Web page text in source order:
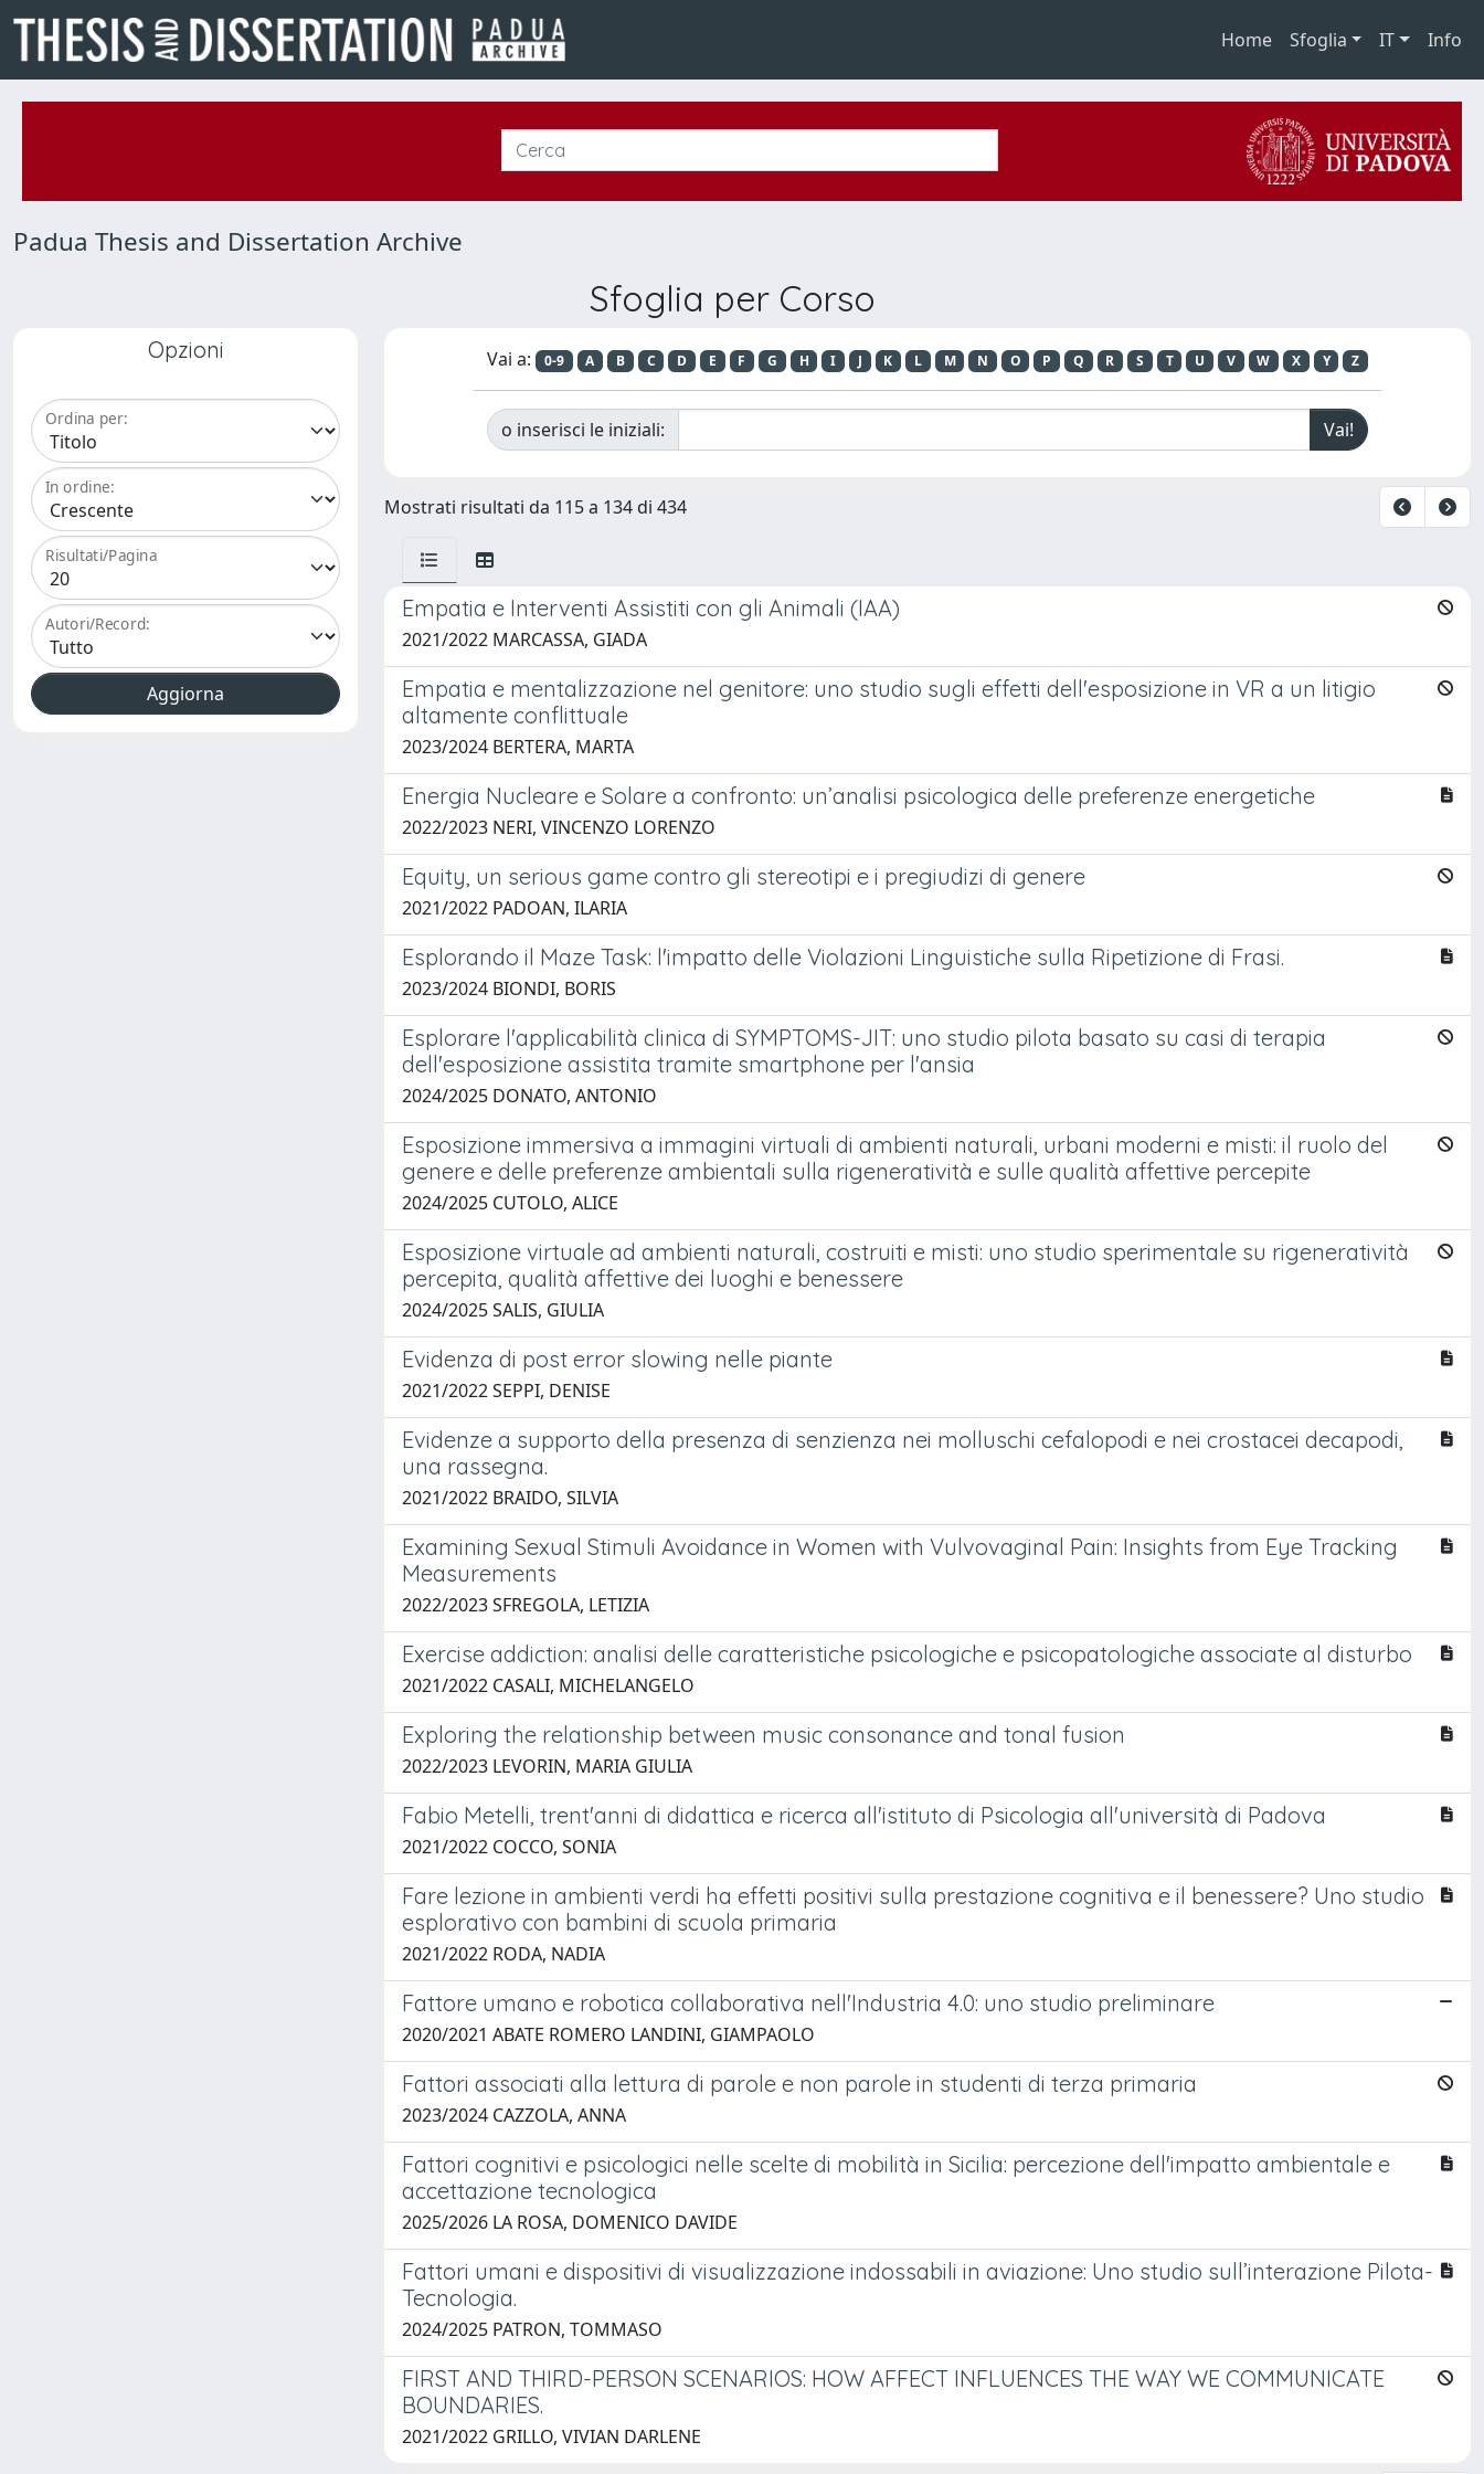
Home Sfoglia IT Info
Padua Thesis and Dissertation Archive
Sfoglia per Corso
Opzioni
Ordina per:
In ordine:
Risultati/Pagina
Autori/Record:
Vai a: 0-9 A B C D E F G H I J K L M N O P Q R S T U V W X Y Z
o inserisci le iniziali:
Mostrati risultati da 115 a 134 di 434
Empatia e Interventi Assistiti con gli Animali (IAA)
2021/2022 MARCASSA, GIADA
Empatia e mentalizzazione nel genitore: uno studio sugli effetti dell'esposizione in VR a un litigio
altamente conflittuale
2023/2024 BERTERA, MARTA
Energia Nucleare e Solare a confronto: un’analisi psicologica delle preferenze energetiche
2022/2023 NERI, VINCENZO LORENZO
Equity, un serious game contro gli stereotipi e i pregiudizi di genere
2021/2022 PADOAN, ILARIA
Esplorando il Maze Task: l'impatto delle Violazioni Linguistiche sulla Ripetizione di Frasi.
2023/2024 BIONDI, BORIS
Esplorare l'applicabilità clinica di SYMPTOMS-JIT: uno studio pilota basato su casi di terapia
dell'esposizione assistita tramite smartphone per l'ansia
2024/2025 DONATO, ANTONIO
Esposizione immersiva a immagini virtuali di ambienti naturali, urbani moderni e misti: il ruolo del
genere e delle preferenze ambientali sulla rigeneratività e sulle qualità affettive percepite
2024/2025 CUTOLO, ALICE
Esposizione virtuale ad ambienti naturali, costruiti e misti: uno studio sperimentale su rigeneratività
percepita, qualità affettive dei luoghi e benessere
2024/2025 SALIS, GIULIA
Evidenza di post error slowing nelle piante
2021/2022 SEPPI, DENISE
Evidenze a supporto della presenza di senzienza nei molluschi cefalopodi e nei crostacei decapodi,
una rassegna.
2021/2022 BRAIDO, SILVIA
Examining Sexual Stimuli Avoidance in Women with Vulvovaginal Pain: Insights from Eye Tracking
Measurements
2022/2023 SFREGOLA, LETIZIA
Exercise addiction: analisi delle caratteristiche psicologiche e psicopatologiche associate al disturbo
2021/2022 CASALI, MICHELANGELO
Exploring the relationship between music consonance and tonal fusion
2022/2023 LEVORIN, MARIA GIULIA
Fabio Metelli, trent'anni di didattica e ricerca all'istituto di Psicologia all'università di Padova
2021/2022 COCCO, SONIA
Fare lezione in ambienti verdi ha effetti positivi sulla prestazione cognitiva e il benessere? Uno studio
esplorativo con bambini di scuola primaria
2021/2022 RODA, NADIA
Fattore umano e robotica collaborativa nell'Industria 4.0: uno studio preliminare
2020/2021 ABATE ROMERO LANDINI, GIAMPAOLO
Fattori associati alla lettura di parole e non parole in studenti di terza primaria
2023/2024 CAZZOLA, ANNA
Fattori cognitivi e psicologici nelle scelte di mobilità in Sicilia: percezione dell'impatto ambientale e
accettazione tecnologica
2025/2026 LA ROSA, DOMENICO DAVIDE
Fattori umani e dispositivi di visualizzazione indossabili in aviazione: Uno studio sull’interazione Pilota-
Tecnologia.
2024/2025 PATRON, TOMMASO
FIRST AND THIRD-PERSON SCENARIOS: HOW AFFECT INFLUENCES THE WAY WE COMMUNICATE
BOUNDARIES.
2021/2022 GRILLO, VIVIAN DARLENE